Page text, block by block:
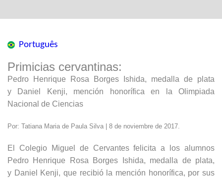
Português
Primicias cervantinas:
Pedro Henrique Rosa Borges Ishida, medalla de plata
y Daniel Kenji, mención honorífica en la Olimpiada
Nacional de Ciencias
Por: Tatiana Maria de Paula Silva | 8 de noviembre de 2017.
El Colegio Miguel de Cervantes felicita a los alumnos
Pedro Henrique Rosa Borges Ishida, medalla de plata,
y Daniel Kenji, que recibió la mención honorífica, por sus